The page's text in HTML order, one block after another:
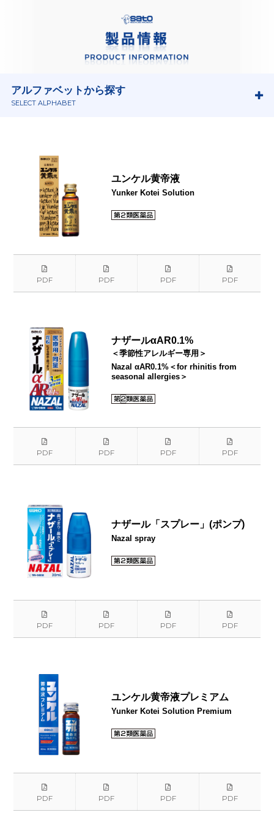
アルファベットから探す
SELECT ALPHABET
ユンケル黄帝液
Yunker Kotei Solution
PDF PDF PDF PDF
ナザールαAR0.1%
＜季節性アレルギー専用＞
Nazal αAR0.1%＜for rhinitis from
seasonal allergies＞
PDF PDF PDF PDF
ナザール「スプレー」(ポンプ)
Nazal spray
PDF PDF PDF PDF
ユンケル黄帝液プレミアム
Yunker Kotei Solution Premium
PDF PDF PDF PDF